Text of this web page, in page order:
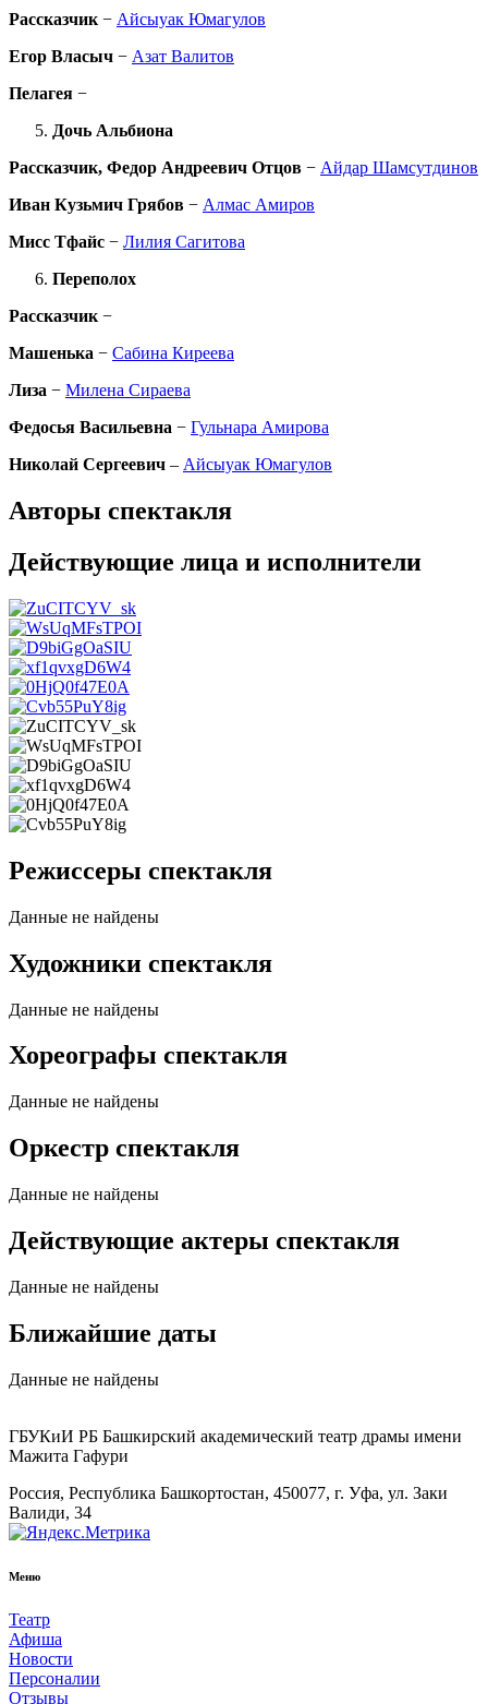
Рассказчик − Айсыуак Юмагулов
Егор Власыч − Азат Валитов
Пелагея −
Дочь Альбиона
Рассказчик, Федор Андреевич Отцов − Айдар Шамсутдинов
Иван Кузьмич Грябов − Алмас Амиров
Мисс Тфайс − Лилия Сагитова
Переполох
Рассказчик −
Машенька − Сабина Киреева
Лиза − Милена Сираева
Федосья Васильевна − Гульнара Амирова
Николай Сергеевич – Айсыуак Юмагулов
Авторы спектакля
Действующие лица и исполнители
Режиссеры спектакля
Данные не найдены
Художники спектакля
Данные не найдены
Хореографы спектакля
Данные не найдены
Оркестр спектакля
Данные не найдены
Действующие актеры спектакля
Данные не найдены
Ближайшие даты
Данные не найдены
ГБУКиИ РБ Башкирский академический театр драмы имени
Мажита Гафури
Россия, Республика Башкортостан, 450077, г. Уфа, ул. Заки
Валиди, 34
Меню
Театр
Афиша
Новости
Персоналии
Отзывы